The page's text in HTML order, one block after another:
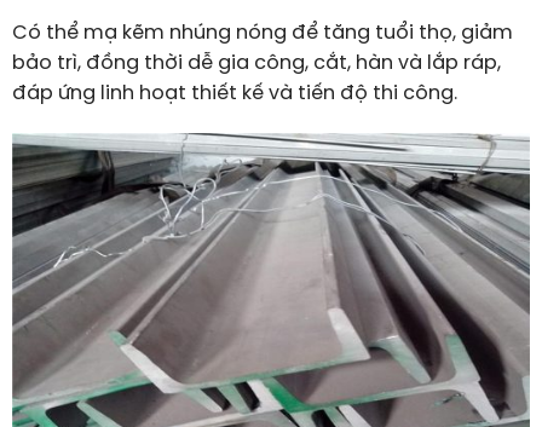
Có thể mạ kẽm nhúng nóng để tăng tuổi thọ, giảm
bảo trì, đồng thời dễ gia công, cắt, hàn và lắp ráp,
đáp ứng linh hoạt thiết kế và tiến độ thi công.